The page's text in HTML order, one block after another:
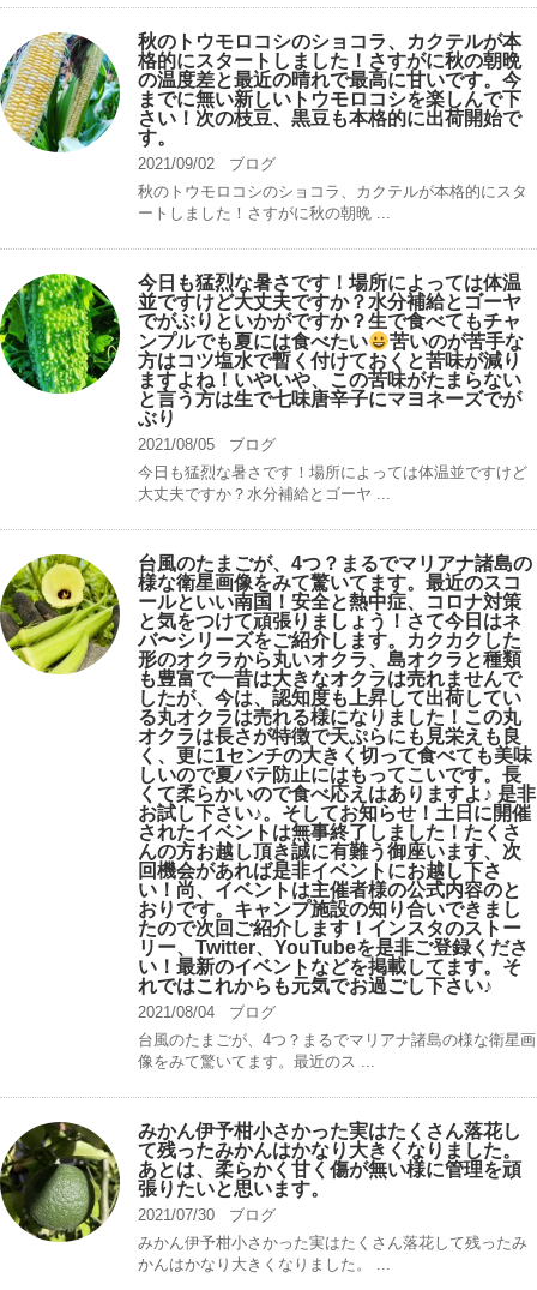
秋のトウモロコシのショコラ、カクテルが本
格的にスタートしました！さすがに秋の朝晩
の温度差と最近の晴れで最高に甘いです。今
までに無い新しいトウモロコシを楽しんで下
さい！次の枝豆、黒豆も本格的に出荷開始で
す。
2021/09/02
ブログ
秋のトウモロコシのショコラ、カクテルが本格的にスタ
ートしました！さすがに秋の朝晩 ...
今日も猛烈な暑さです！場所によっては体温
並ですけど大丈夫ですか？水分補給とゴーヤ
でがぶりといかがですか？生で食べてもチャ
ンプルでも夏には食べたい
苦いのが苦手な
方はコツ塩水で暫く付けておくと苦味が減り
ますよね！いやいや、この苦味がたまらない
と言う方は生で七味唐辛子にマヨネーズでが
ぶり
2021/08/05
ブログ
今日も猛烈な暑さです！場所によっては体温並ですけど
大丈夫ですか？水分補給とゴーヤ ...
台風のたまごが、4つ？まるでマリアナ諸島の
様な衛星画像をみて驚いてます。最近のスコ
ールといい南国！安全と熱中症、コロナ対策
と気をつけて頑張りましょう！さて今日はネ
バ〜シリーズをご紹介します。カクカクした
形のオクラから丸いオクラ、島オクラと種類
も豊富で一昔は大きなオクラは売れませんで
したが、今は、認知度も上昇して出荷してい
る丸オクラは売れる様になりました！この丸
オクラは長さが特徴で天ぷらにも見栄えも良
く、更に1センチの大きく切って食べても美味
しいので夏バテ防止にはもってこいです。長
くて柔らかいので食べ応えはありますよ♪ 是非
お試し下さい♪。そしてお知らせ！土日に開催
されたイベントは無事終了しました！たくさ
んの方お越し頂き誠に有難う御座います、次
回機会があれば是非イベントにお越し下さ
い！尚、イベントは主催者様の公式内容のと
おりです。キャンプ️施設の知り合いできまし
たので次回ご紹介します！インスタのストー
リー、Twitter、YouTubeを是非ご登録くださ
い！最新のイベントなどを掲載してます。そ
れではこれからも元気でお過ごし下さい♪
2021/08/04
ブログ
台風のたまごが、4つ？まるでマリアナ諸島の様な衛星画
像をみて驚いてます。最近のス ...
みかん伊予柑小さかった実はたくさん落花し
て残ったみかんはかなり大きくなりました。
あとは、柔らかく甘く傷が無い様に管理を頑
張りたいと思います。
2021/07/30
ブログ
みかん伊予柑小さかった実はたくさん落花して残ったみ
かんはかなり大きくなりました。 ...